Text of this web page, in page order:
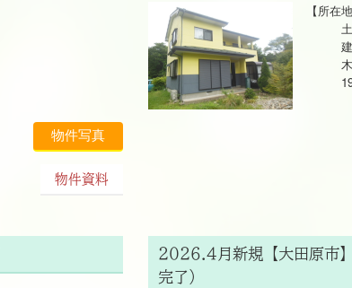
物件写真
物件資料
【所在
土地
建物
木造
1999
2026.4月新規【大田原市
完了）